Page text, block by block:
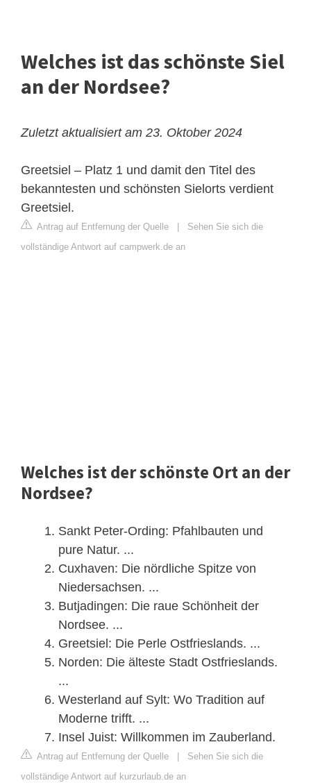
Welches ist das schönste Siel
an der Nordsee?
Zuletzt aktualisiert am 23. Oktober 2024
Greetsiel – Platz 1 und damit den Titel des
bekanntesten und schönsten Sielorts verdient
Greetsiel.
Antrag auf Entfernung der Quelle
Sehen Sie sich die
vollständige Antwort auf campwerk.de an
Welches ist der schönste Ort an der
Nordsee?
Sankt Peter-Ording: Pfahlbauten und
pure Natur. ...
Cuxhaven: Die nördliche Spitze von
Niedersachsen. ...
Butjadingen: Die raue Schönheit der
Nordsee. ...
Greetsiel: Die Perle Ostfrieslands. ...
Norden: Die älteste Stadt Ostfrieslands.
...
Westerland auf Sylt: Wo Tradition auf
Moderne trifft. ...
Insel Juist: Willkommen im Zauberland.
Antrag auf Entfernung der Quelle
Sehen Sie sich die
vollständige Antwort auf kurzurlaub.de an